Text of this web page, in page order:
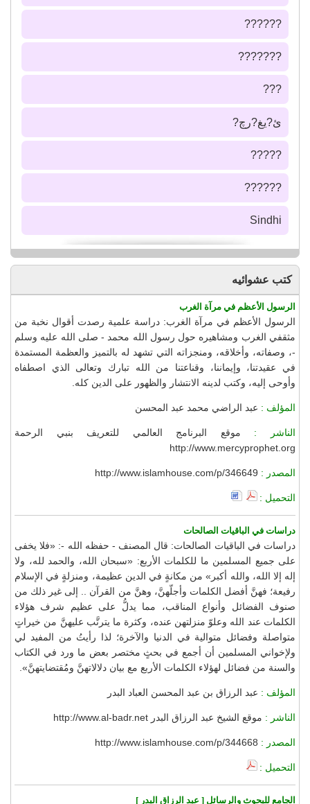
??????
???????
???
ئ?يغ?رچ?
?????
??????
Sindhi
كتب عشوائيه
الرسول الأعظم في مرآة الغرب
الرسول الأعظم في مرآة الغرب: دراسة علمية رصدت أقوال نخبة من
مثقفي الغرب ومشاهيره حول رسول الله محمد - صلى الله عليه وسلم
-، وصفاته، وأخلاقه، ومنجزاته التي تشهد له بالتميز والعظمة المستمدة
في عقيدتنا، وإيماننا، وقناعتنا من الله تبارك وتعالى الذي اصطفاه
وأوحى إليه، وكتب لدينه الانتشار والظهور على الدين كله.
المؤلف : عبد الراضي محمد عبد المحسن
الناشر : موقع البرنامج العالمي للتعريف بنبي الرحمة
http://www.mercyprophet.org
المصدر : http://www.islamhouse.com/p/346649
التحميل :
دراسات في الباقيات الصالحات
دراسات في الباقيات الصالحات: قال المصنف - حفظه الله -: «فلا يخفى
على جميع المسلمين ما للكلمات الأربع: «سبحان الله، والحمد لله، ولا
إله إلا الله، والله أكبر» من مكانةٍ في الدين عظيمة، ومنزلةٍ في الإسلام
رفيعة؛ فهنَّ أفضل الكلمات وأجلّهنَّ، وهنَّ من القرآن .. إلى غير ذلك من
صنوف الفضائل وأنواع المناقب، مما يدلُّ على عظيم شرف هؤلاء
الكلمات عند الله وعلوّ منزلتهن عنده، وكثرة ما يترتَّب عليهنَّ من خيراتٍ
متواصلة وفضائل متوالية في الدنيا والآخرة؛ لذا رأيتُ من المفيد لي
ولإخواني المسلمين أن أجمع في بحثٍ مختصر بعض ما ورد في الكتاب
والسنة من فضائل لهؤلاء الكلمات الأربع مع بيان دلالاتهنَّ ومُقتضايتهنَّ».
المؤلف : عبد الرزاق بن عبد المحسن العباد البدر
الناشر : موقع الشيخ عبد الرزاق البدر http://www.al-badr.net
المصدر : http://www.islamhouse.com/p/344668
التحميل :
الجامع للبحوث والرسائل [ عبد الرزاق البدر ]